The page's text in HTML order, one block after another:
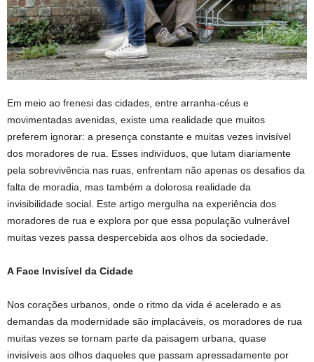
Em meio ao frenesi das cidades, entre arranha-céus e
movimentadas avenidas, existe uma realidade que muitos
preferem ignorar: a presença constante e muitas vezes invisível
dos moradores de rua. Esses indivíduos, que lutam diariamente
pela sobrevivência nas ruas, enfrentam não apenas os desafios da
falta de moradia, mas também a dolorosa realidade da
invisibilidade social. Este artigo mergulha na experiência dos
moradores de rua e explora por que essa população vulnerável
muitas vezes passa despercebida aos olhos da sociedade.
A Face Invisível da Cidade
Nos corações urbanos, onde o ritmo da vida é acelerado e as
demandas da modernidade são implacáveis, os moradores de rua
muitas vezes se tornam parte da paisagem urbana, quase
invisíveis aos olhos daqueles que passam apressadamente por